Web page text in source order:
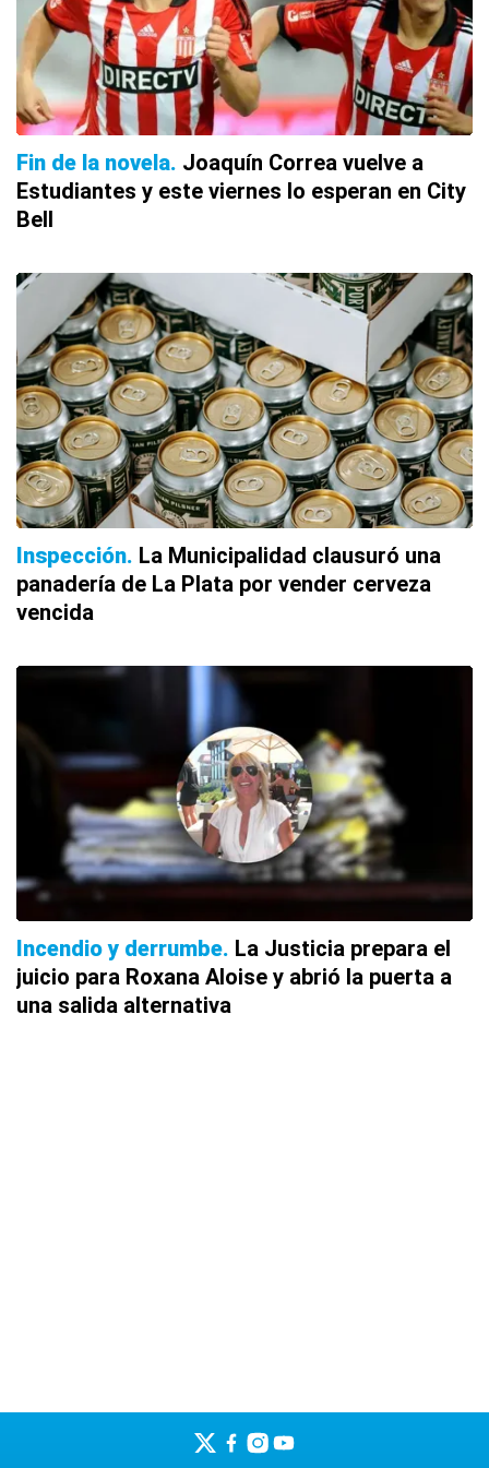
Fin de la novela Joaquín Correa vuelve a
Estudiantes y este viernes lo esperan en City
Bell
Inspección La Municipalidad clausuró una
panadería de La Plata por vender cerveza
vencida
Incendio y derrumbe La Justicia prepara el
juicio para Roxana Aloise y abrió la puerta a
una salida alternativa